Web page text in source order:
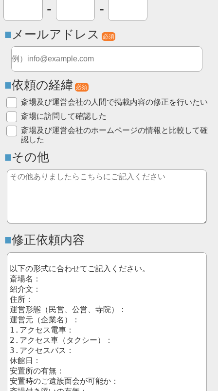
- -
メールアドレス 必須
依頼の経緯 必須
斎場及び運営会社の人間で掲載内容の修正を行いたい
斎場に訪問して確認した
斎場及び運営会社のホームページの情報と比較して確
認した
その他
修正依頼内容